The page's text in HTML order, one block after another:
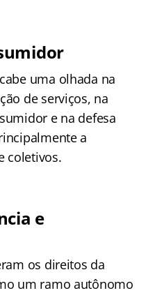
uma olhada na
de serviços, na
e na defesa
a
coletivos.
e
os direitos da
um ramo autônomo